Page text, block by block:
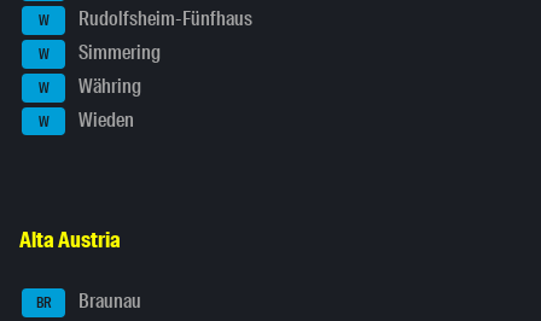
W Rudolfsheim-Fünfhaus
W Simmering
W Währing
W Wieden
Alta Austria
BR Braunau